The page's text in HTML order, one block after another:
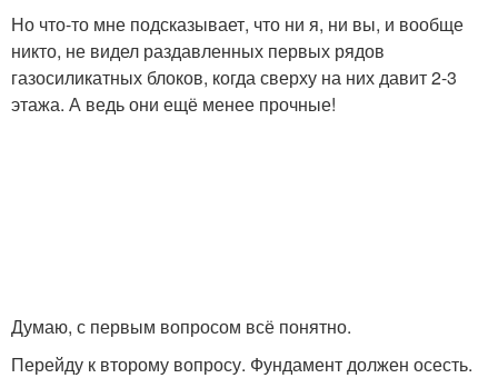
Но что-то мне подсказывает, что ни я, ни вы, и вообще
никто, не видел раздавленных первых рядов
газосиликатных блоков, когда сверху на них давит 2-3
этажа. А ведь они ещё менее прочные!
Думаю, с первым вопросом всё понятно.
Перейду к второму вопросу. Фундамент должен осесть.